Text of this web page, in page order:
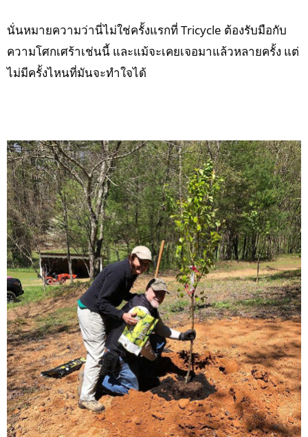
นั่นหมายความว่านี่ไม่ใช่ครั้งแรกที่ Tricycle ต้องรับมือกับ
ความโศกเศร้าเช่นนี้ และแม้จะเคยเจอมาแล้วหลายครั้ง แต่
ไม่มีครั้งไหนที่มันจะทำใจได้